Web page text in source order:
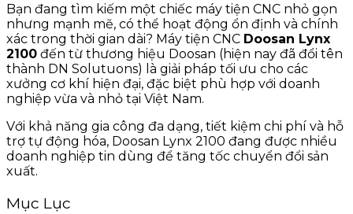
Bạn đang tìm kiếm một chiếc máy tiện CNC nhỏ gọn
nhưng mạnh mẽ, có thể hoạt động ổn định và chính
xác trong thời gian dài? Máy tiện CNC Doosan Lynx
2100 đến từ thương hiệu Doosan (hiện nay đã đổi tên
thành DN Solutuons) là giải pháp tối ưu cho các
xưởng cơ khí hiện đại, đặc biệt phù hợp với doanh
nghiệp vừa và nhỏ tại Việt Nam.
Với khả năng gia công đa dạng, tiết kiệm chi phí và hỗ
trợ tự động hóa, Doosan Lynx 2100 đang được nhiều
doanh nghiệp tin dùng để tăng tốc chuyển đổi sản
xuất.
Mục Lục